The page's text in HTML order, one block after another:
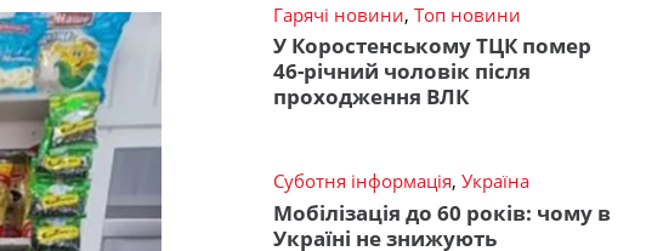
Гарячі новини, Топ новини
У Коростенському ТЦК помер
46-річний чоловік після
проходження ВЛК
Суботня інформація, Україна
Мобілізація до 60 років: чому в
Україні не знижують